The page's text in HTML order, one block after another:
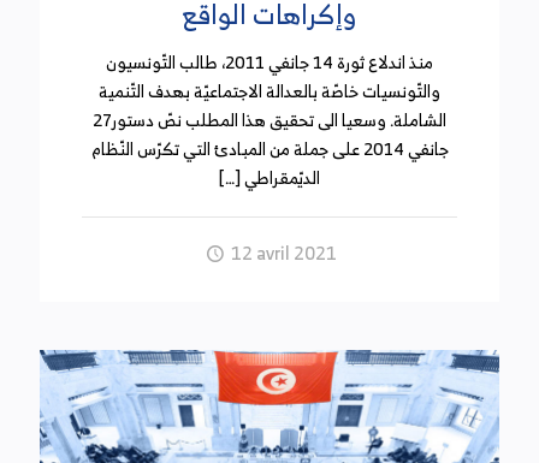
وإكراهات الواقع
منذ اندلاع ثورة 14 جانفي 2011، طالب التّونسيون
والتّونسيات خاصّة بالعدالة الاجتماعيّة بهدف التّنمية
الشاملة. وسعيا الى تحقيق هذا المطلب نصّ دستور27
جانفي 2014 على جملة من المبادئ التي تكرّس النّظام
الديّمقراطي […]
12 avril 2021